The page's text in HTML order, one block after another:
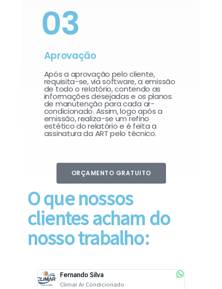
03
Aprovação
Após a aprovação pelo cliente,
requisita-se, via software, a emissão
de todo o relatório, contendo as
informações desejadas e os planos
de manutenção para cada ar-
condicionado. Assim, logo após a
emissão, realiza-se um refino
estético do relatório e é feita a
assinatura da ART pelo técnico.
ORÇAMENTO GRATUITO
O que nossos
clientes acham do
nosso trabalho:
Fernando Silva
Climar Ar Condicionado